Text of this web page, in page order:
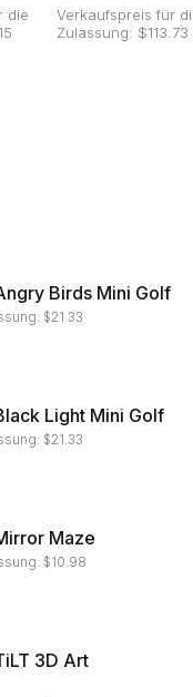
die
Verkaufspreis für
Zulassung: $113.73
Birds Mini Golf
$21.33
Light Mini Golf
$21.33
Maze
$10.98
3D Art